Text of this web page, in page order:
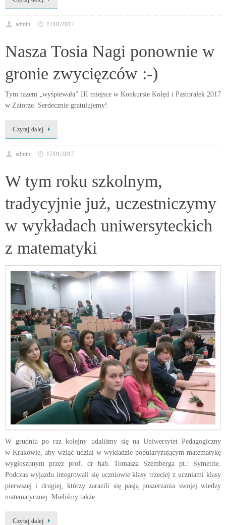
admin 17/01/2017
Nasza Tosia Nagi ponownie w
gronie zwycięzców :-)
Tym razem „wyśpiewała” III miejsce w Konkursie Kolęd i Pastorałek 2017
w Zatorze. Serdecznie gratulujemy!
Czytaj dalej
admin 17/01/2017
W tym roku szkolnym,
tradycyjnie już, uczestniczymy
w wykładach uniwersyteckich
z matematyki
W grudniu po raz kolejny udaliśmy się na Uniwersytet Pedagogiczny
w Krakowie, aby wziąć udział w wykładzie popularyzującym matematykę
wygłoszonym przez prof. dr hab. Tomasza Szemberga pt.: Symetrie.
Podczas wyjazdu integrowali się uczniowie klasy trzeciej z uczniami klasy
pierwszej i drugiej, którzy zarazili się pasją poszerzania swojej wiedzy
matematycznej. Mieliśmy także…
Czytaj dalej